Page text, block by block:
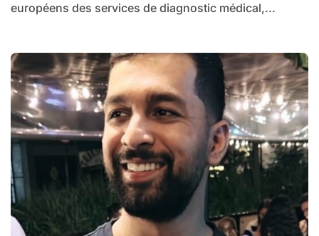
européens des services de diagnostic médical,...